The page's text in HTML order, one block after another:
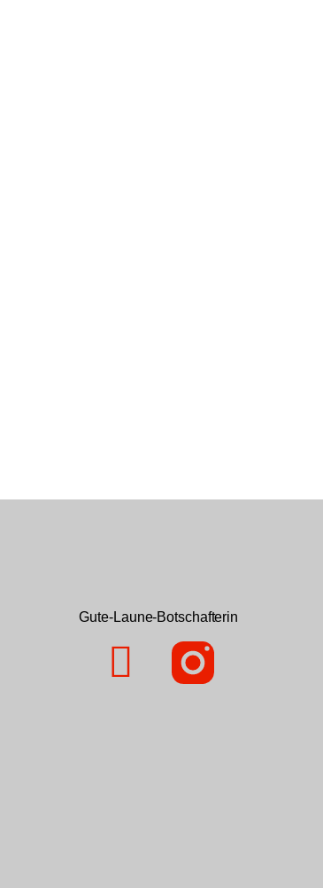
Gute-Laune-Botschafterin